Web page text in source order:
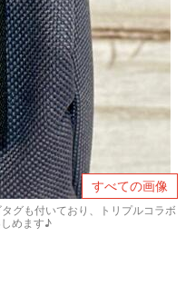
すべての画像
グも付いており、トリプルコラボ
めます♪